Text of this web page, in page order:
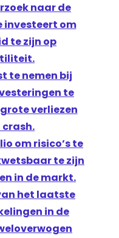
naar de
investeert om
te zijn op
te nemen bij
te
verliezen
crash.
om risico’s te
te zijn
in de markt.
het laatste
in de